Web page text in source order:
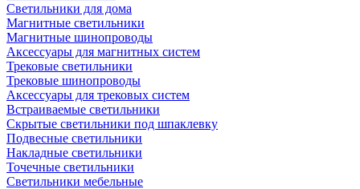
Светильники для дома
Магнитные светильники
Магнитные шинопроводы
Аксессуары для магнитных систем
Трековые светильники
Трековые шинопроводы
Аксессуары для трековых систем
Встраиваемые светильники
Скрытые светильники под шпаклевку
Подвесные светильники
Накладные светильники
Точечные светильники
Светильники мебельные